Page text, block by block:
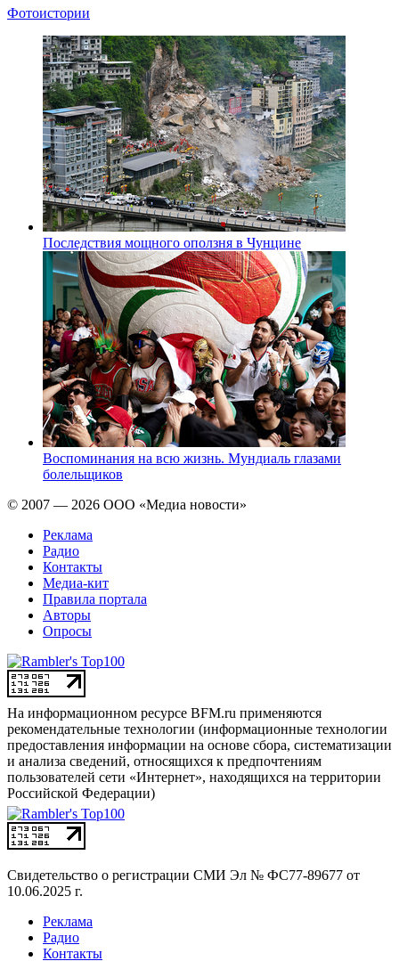
Фотоистории
Последствия мощного оползня в Чунцине
Воспоминания на всю жизнь. Мундиаль глазами
болельщиков
© 2007 — 2026 ООО «Медиа новости»
Реклама
Радио
Контакты
Медиа-кит
Правила портала
Авторы
Опросы
На информационном ресурсе BFM.ru применяются
рекомендательные технологии (информационные технологии
предоставления информации на основе сбора, систематизации
и анализа сведений, относящихся к предпочтениям
пользователей сети «Интернет», находящихся на территории
Российской Федерации)
Свидетельство о регистрации СМИ Эл № ФС77-89677 от
10.06.2025 г.
Реклама
Радио
Контакты